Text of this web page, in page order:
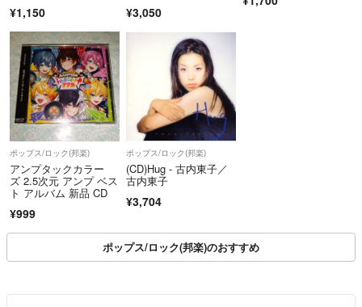
きはディナーのあとで
¥1,150 ¥3,050
ポップス/ロック(邦楽)
アンプタックカラー
ズ 2.5次元 アンプ ベス
ト アルバム 新品 CD
¥999
ポップス/ロック(邦楽)
(CD)Hug - 古内東子／
古内東子
¥3,704
ポップス/ロック(邦楽)のおすすめ